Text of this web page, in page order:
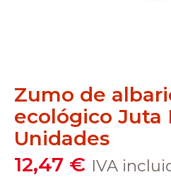
Zumo de
ecológico Juta
Unidades
12,47 € IVA